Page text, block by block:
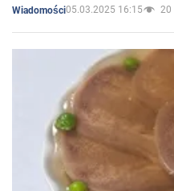
Wiadomości05.03.2025 16:15 20